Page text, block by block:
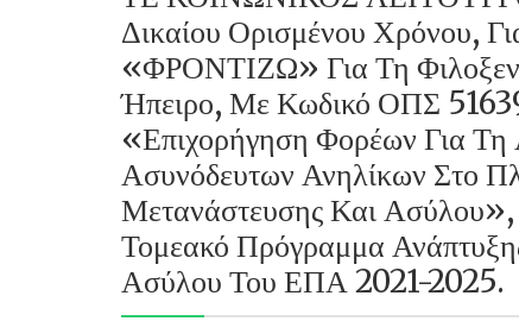
Δικαίου Ορισμένου Χρόνου,
«ΦΡΟΝΤΙΖΩ» Για Τη
Ήπειρο, Με Κωδικό ΟΠΣ
«Επιχορήγηση Φορέων Για Τη
Ασυνόδευτων Ανηλίκων Στο
Μετανάστευσης Και Ασύλου»,
Τομεακό Πρόγραμμα
Ασύλου Του ΕΠΑ 2021-2025.